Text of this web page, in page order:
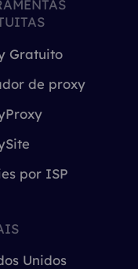
Gratuito
de proxy
por ISP
Unidos